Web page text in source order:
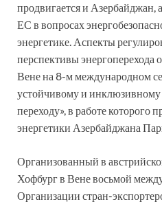
продвигается и
ЕС в вопросах
энергетике. Аспекты
перспективы энергоперехода
Вене на 8-м международном
устойчивому и инклюзивному
переходу», в работе которого
энергетики Азербайджана
Организованный в
Хофбург в Вене восьмой
Организации стран-